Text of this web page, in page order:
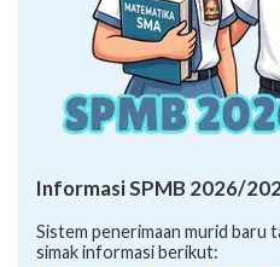
Informasi SPMB 2026/
Sistem penerimaan murid baru
simak informasi berikut: